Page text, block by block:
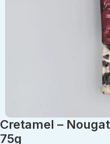
Cretamel –
75g